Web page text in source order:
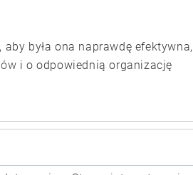
była ona naprawdę efektywna,
i o odpowiednią organizację